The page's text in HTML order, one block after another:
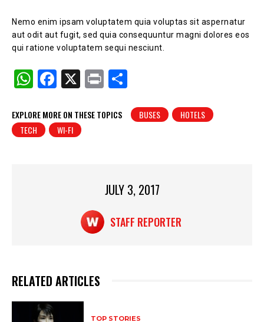
Nemo enim ipsam voluptatem quia voluptas sit aspernatur
aut odit aut fugit, sed quia consequuntur magni dolores eos
qui ratione voluptatem sequi nesciunt.
W
at
s
F
c
e
X
Pr
t
ar
EXPLORE MORE ON THESE TOPICS BUSES
HOTELS
TECH
WI-FI
JULY 3, 2017
STAFF REPORTER
RELATED ARTICLES
TOP STORIES